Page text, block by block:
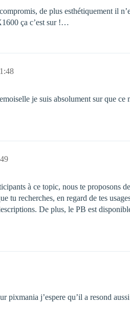
de plus esthétiquement il
ça c’est sur !…
je suis absolument sur que
à ce topic, nous te
tu recherches, en regard de tes
De plus, le PB est
pixmania j’espere qu’il a resond